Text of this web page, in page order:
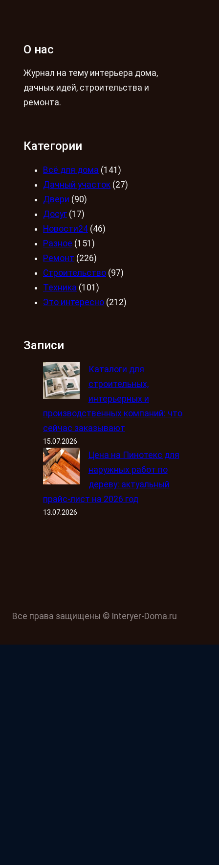
О нас
Журнал на тему интерьера дома,
дачных идей, строительства и
ремонта.
Категории
Всё для дома (141)
Дачный участок (27)
Двери (90)
Досуг (17)
Новости24 (46)
Разное (151)
Ремонт (226)
Строительство (97)
Техника (101)
Это интересно (212)
Записи
Каталоги для
строительных,
интерьерных и
производственных компаний: что
сейчас заказывают
15.07.2026
Цена на Пинотекс для
наружных работ по
дереву: актуальный
прайс-лист на 2026 год
13.07.2026
Все права защищены © Interyer-Doma.ru